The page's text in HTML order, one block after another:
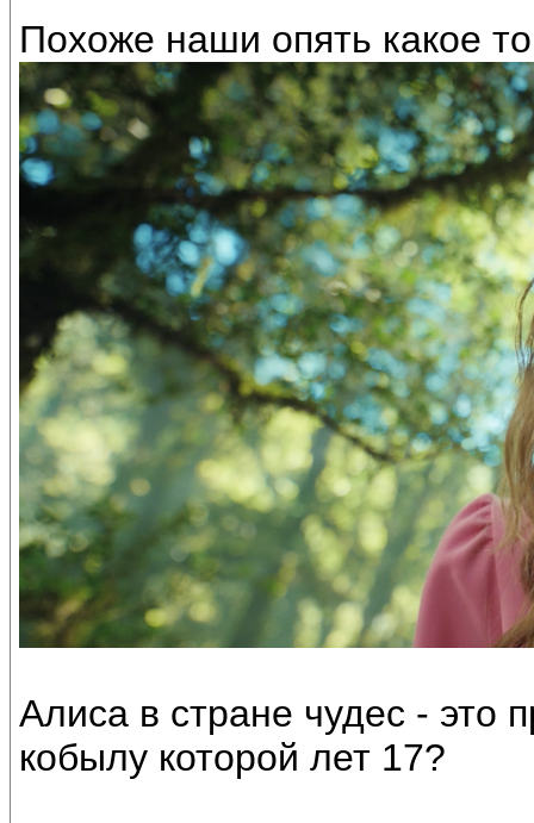
Похоже наши опять какое
Алиса в стране чудес - это
кобылу которой лет 17?